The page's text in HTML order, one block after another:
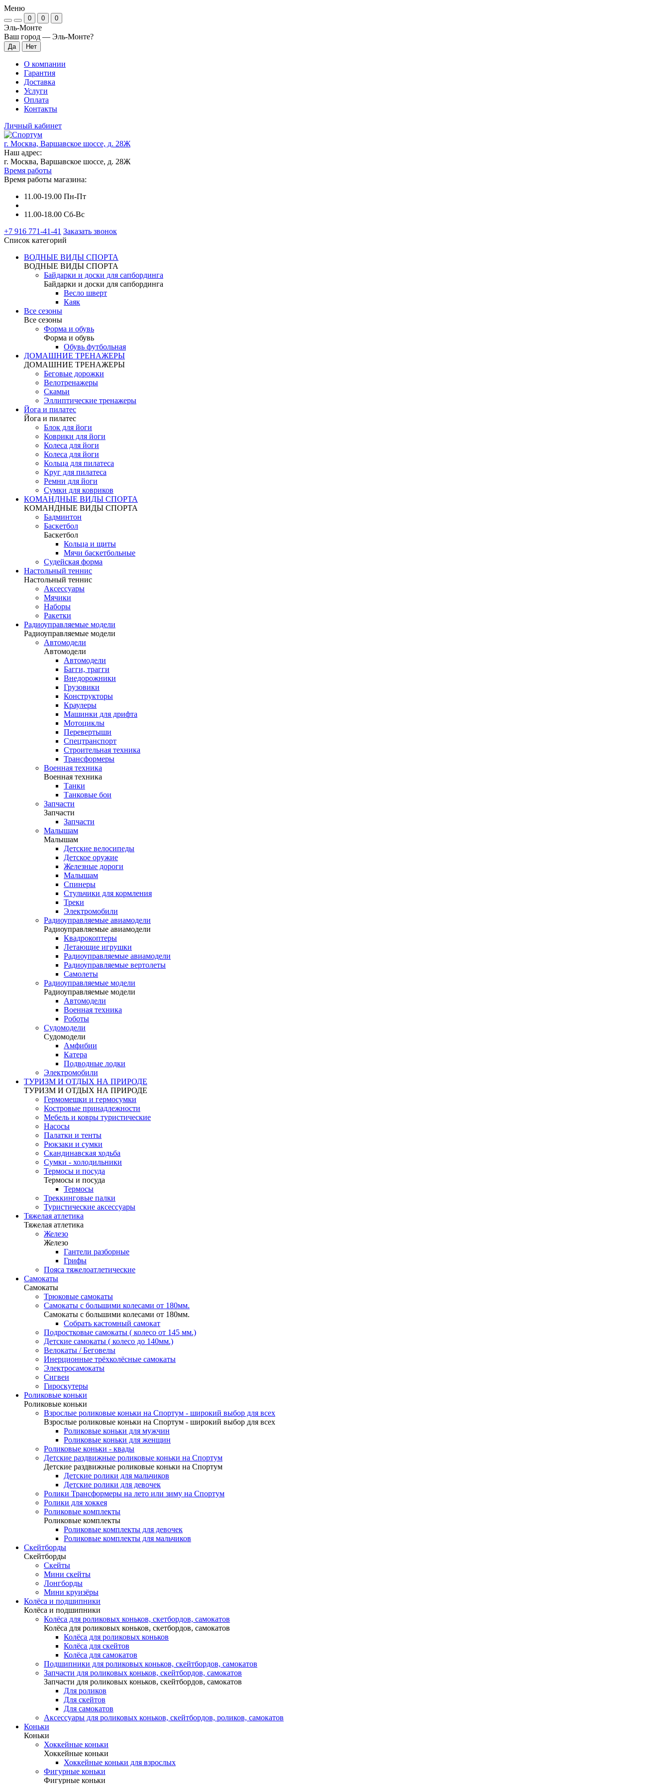
Меню
0 0 0
Эль-Монте
Ваш город — Эль-Монте?
О компании
Гарантия
Доставка
Услуги
Оплата
Контакты
Личный кабинет
г. Москва, Варшавское шоссе, д. 28Ж
Наш адрес:
г. Москва, Варшавское шоссе, д. 28Ж
Время работы
Время работы магазина:
11.00-19.00 Пн-Пт
11.00-18.00 Сб-Вс
+7 916 771-41-41 Заказать звонок
Список категорий
ВОДНЫЕ ВИДЫ СПОРТА
ВОДНЫЕ ВИДЫ СПОРТА
Байдарки и доски для сапбординга
Байдарки и доски для сапбординга
Весло шверт
Каяк
Все сезоны
Все сезоны
Форма и обувь
Форма и обувь
Обувь футбольная
ДОМАШНИЕ ТРЕНАЖЕРЫ
ДОМАШНИЕ ТРЕНАЖЕРЫ
Беговые дорожки
Велотренажеры
Скамьи
Эллиптические тренажеры
Йога и пилатес
Йога и пилатес
Блок для йоги
Коврики для йоги
Колеса для йоги
Колеса для йоги
Кольца для пилатеса
Круг для пилатеса
Ремни для йоги
Сумки для ковриков
КОМАНДНЫЕ ВИДЫ СПОРТА
КОМАНДНЫЕ ВИДЫ СПОРТА
Бадминтон
Баскетбол
Баскетбол
Кольца и щиты
Мячи баскетбольные
Судейская форма
Настольный теннис
Настольный теннис
Аксессуары
Мячики
Наборы
Ракетки
Радиоуправляемые модели
Радиоуправляемые модели
Автомодели
Автомодели
Автомодели
Багги, трагги
Внедорожники
Грузовики
Конструкторы
Краулеры
Машинки для дрифта
Мотоциклы
Перевертыши
Спецтранспорт
Строительная техника
Трансформеры
Военная техника
Военная техника
Танки
Танковые бои
Запчасти
Запчасти
Запчасти
Малышам
Малышам
Детские велосипеды
Детское оружие
Железные дороги
Малышам
Спинеры
Стульчики для кормления
Треки
Электромобили
Радиоуправляемые авиамодели
Радиоуправляемые авиамодели
Квадрокоптеры
Летающие игрушки
Радиоуправляемые авиамодели
Радиоуправляемые вертолеты
Самолеты
Радиоуправляемые модели
Радиоуправляемые модели
Автомодели
Военная техника
Роботы
Судомодели
Судомодели
Амфибии
Катера
Подводные лодки
Электромобили
ТУРИЗМ И ОТДЫХ НА ПРИРОДЕ
ТУРИЗМ И ОТДЫХ НА ПРИРОДЕ
Гермомешки и гермосумки
Костровые принадлежности
Мебель и ковры туристические
Насосы
Палатки и тенты
Рюкзаки и сумки
Скандинавская ходьба
Сумки - холодильники
Термосы и посуда
Термосы и посуда
Термосы
Треккинговые палки
Туристические аксессуары
Тяжелая атлетика
Тяжелая атлетика
Железо
Железо
Гантели разборные
Грифы
Пояса тяжелоатлетические
Самокаты
Самокаты
Трюковые самокаты
Самокаты с большими колесами от 180мм.
Самокаты с большими колесами от 180мм.
Собрать кастомный самокат
Подростковые самокаты ( колесо от 145 мм.)
Детские самокаты ( колесо до 140мм.)
Велокаты / Беговелы
Инерционные трёхколёсные самокаты
Электросамокаты
Сигвеи
Гироскутеры
Роликовые коньки
Роликовые коньки
Взрослые роликовые коньки на Спортум - широкий выбор для всех
Взрослые роликовые коньки на Спортум - широкий выбор для всех
Роликовые коньки для мужчин
Роликовые коньки для женщин
Роликовые коньки - квады
Детские раздвижные роликовые коньки на Спортум
Детские раздвижные роликовые коньки на Спортум
Детские ролики для мальчиков
Детские ролики для девочек
Ролики Трансформеры на лето или зиму на Спортум
Ролики для хоккея
Роликовые комплекты
Роликовые комплекты
Роликовые комплекты для девочек
Роликовые комплекты для мальчиков
Скейтборды
Скейтборды
Скейты
Мини скейты
Лонгборды
Мини круизёры
Колёса и подшипники
Колёса и подшипники
Колёса для роликовых коньков, скетбордов, самокатов
Колёса для роликовых коньков, скетбордов, самокатов
Колёса для роликовых коньков
Колёса для скейтов
Колёса для самокатов
Подшипники для роликовых коньков, скейтбордов, самокатов
Запчасти для роликовых коньков, скейтбордов, самокатов
Запчасти для роликовых коньков, скейтбордов, самокатов
Для роликов
Для скейтов
Для самокатов
Аксессуары для роликовых коньков, скейтбордов, роликов, самокатов
Коньки
Коньки
Хоккейные коньки
Хоккейные коньки
Хоккейные коньки для взрослых
Фигурные коньки
Фигурные коньки